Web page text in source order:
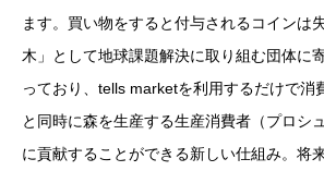
ます。買い物をすると付与されるコインは
木」として地球課題解決に取り組む団体に
っており、tells marketを利用するだけで消
と同時に森を生産する生産消費者（プロシ
に貢献することができる新しい仕組み。将